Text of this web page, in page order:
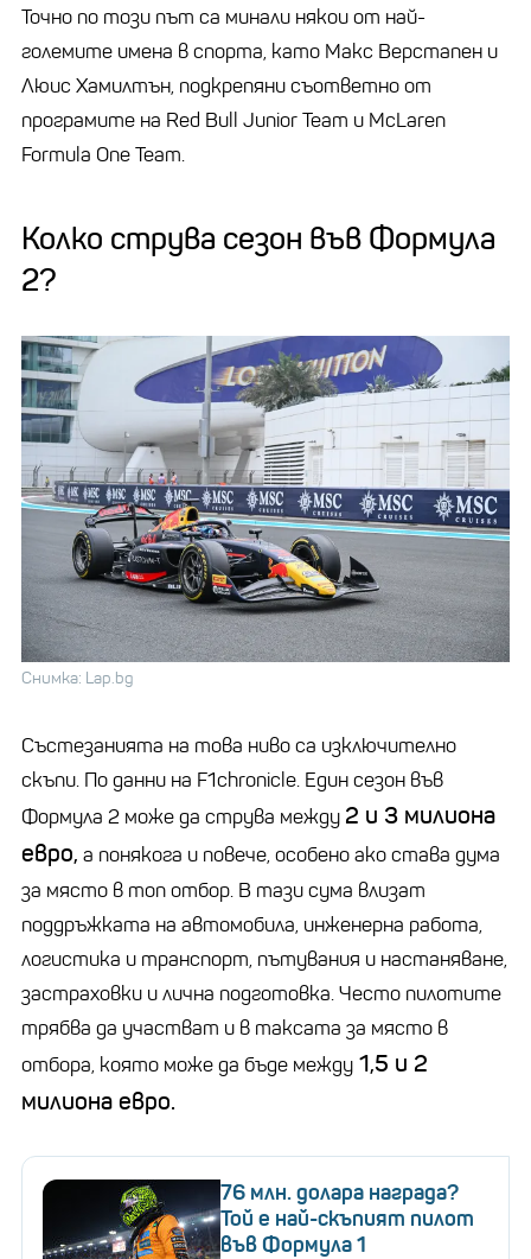
Точно по този път са минали някои от най-
големите имена в спорта, като Макс Верстапен и
Люис Хамилтън, подкрепяни съответно от
програмите на Red Bull Junior Team и McLaren
Formula One Team.
Колко струва сезон във Формула
2?
Снимка: Lap.bg
Състезанията на това ниво са изключително
скъпи. По данни на F1chronicle. Един сезон във
Формула 2 може да струва между 2 и 3 милиона
евро, а понякога и повече, особено ако става дума
за място в топ отбор. В тази сума влизат
поддръжката на автомобила, инженерна работа,
логистика и транспорт, пътувания и настаняване,
застраховки и лична подготовка. Често пилотите
трябва да участват и в таксата за място в
отбора, която може да бъде между 1,5 и 2
милиона евро.
76 млн. долара награда?
Той е най-скъпият пилот
във Формула 1